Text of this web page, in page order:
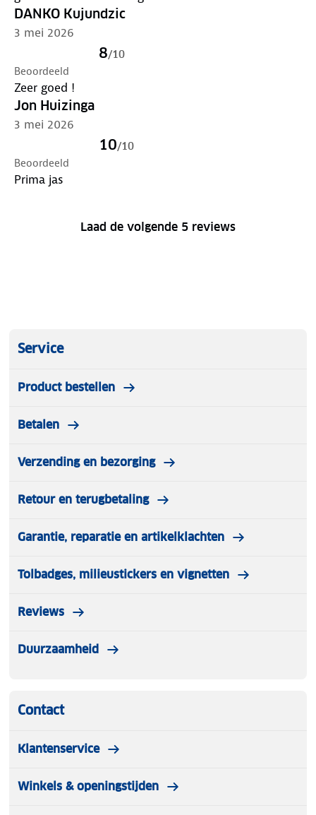
DANKO Kujundzic
3 mei 2026
8/10
Beoordeeld
Zeer goed !
Jon Huizinga
3 mei 2026
10/10
Beoordeeld
Prima jas
Laad de volgende 5 reviews
Service
Product bestellen
Betalen
Verzending en bezorging
Retour en terugbetaling
Garantie, reparatie en artikelklachten
Tolbadges, milieustickers en vignetten
Reviews
Duurzaamheid
Contact
Klantenservice
Winkels & openingstijden